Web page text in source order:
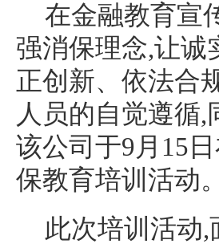
在金融教育宣
强消保理念,让诚
正创新、依法合
人员的自觉遵循
该公司于9月15
保教育培训活动。
此次培训活动